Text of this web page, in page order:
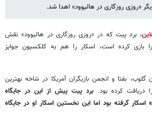
«روزی روزگاری در هالیوود» اهدا شد.
، برد پیت که در «روزی روزگاری در هالیوود» نقش
را بازی کرده‌ است، اسکار را هم به کلکسیون جوایز
بفتا و انجمن بازیگران آمریکا در شاخه بهترین
دریافت کرده بود.برد پیت پیش از این در جایگاه
سال بردگی» اسکار گرفته بود اما این نخستین اسکار او در جایگاه